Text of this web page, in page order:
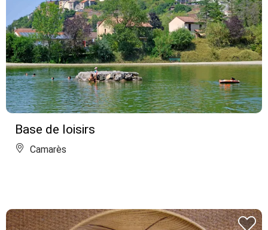
Base de loisirs
Camarès